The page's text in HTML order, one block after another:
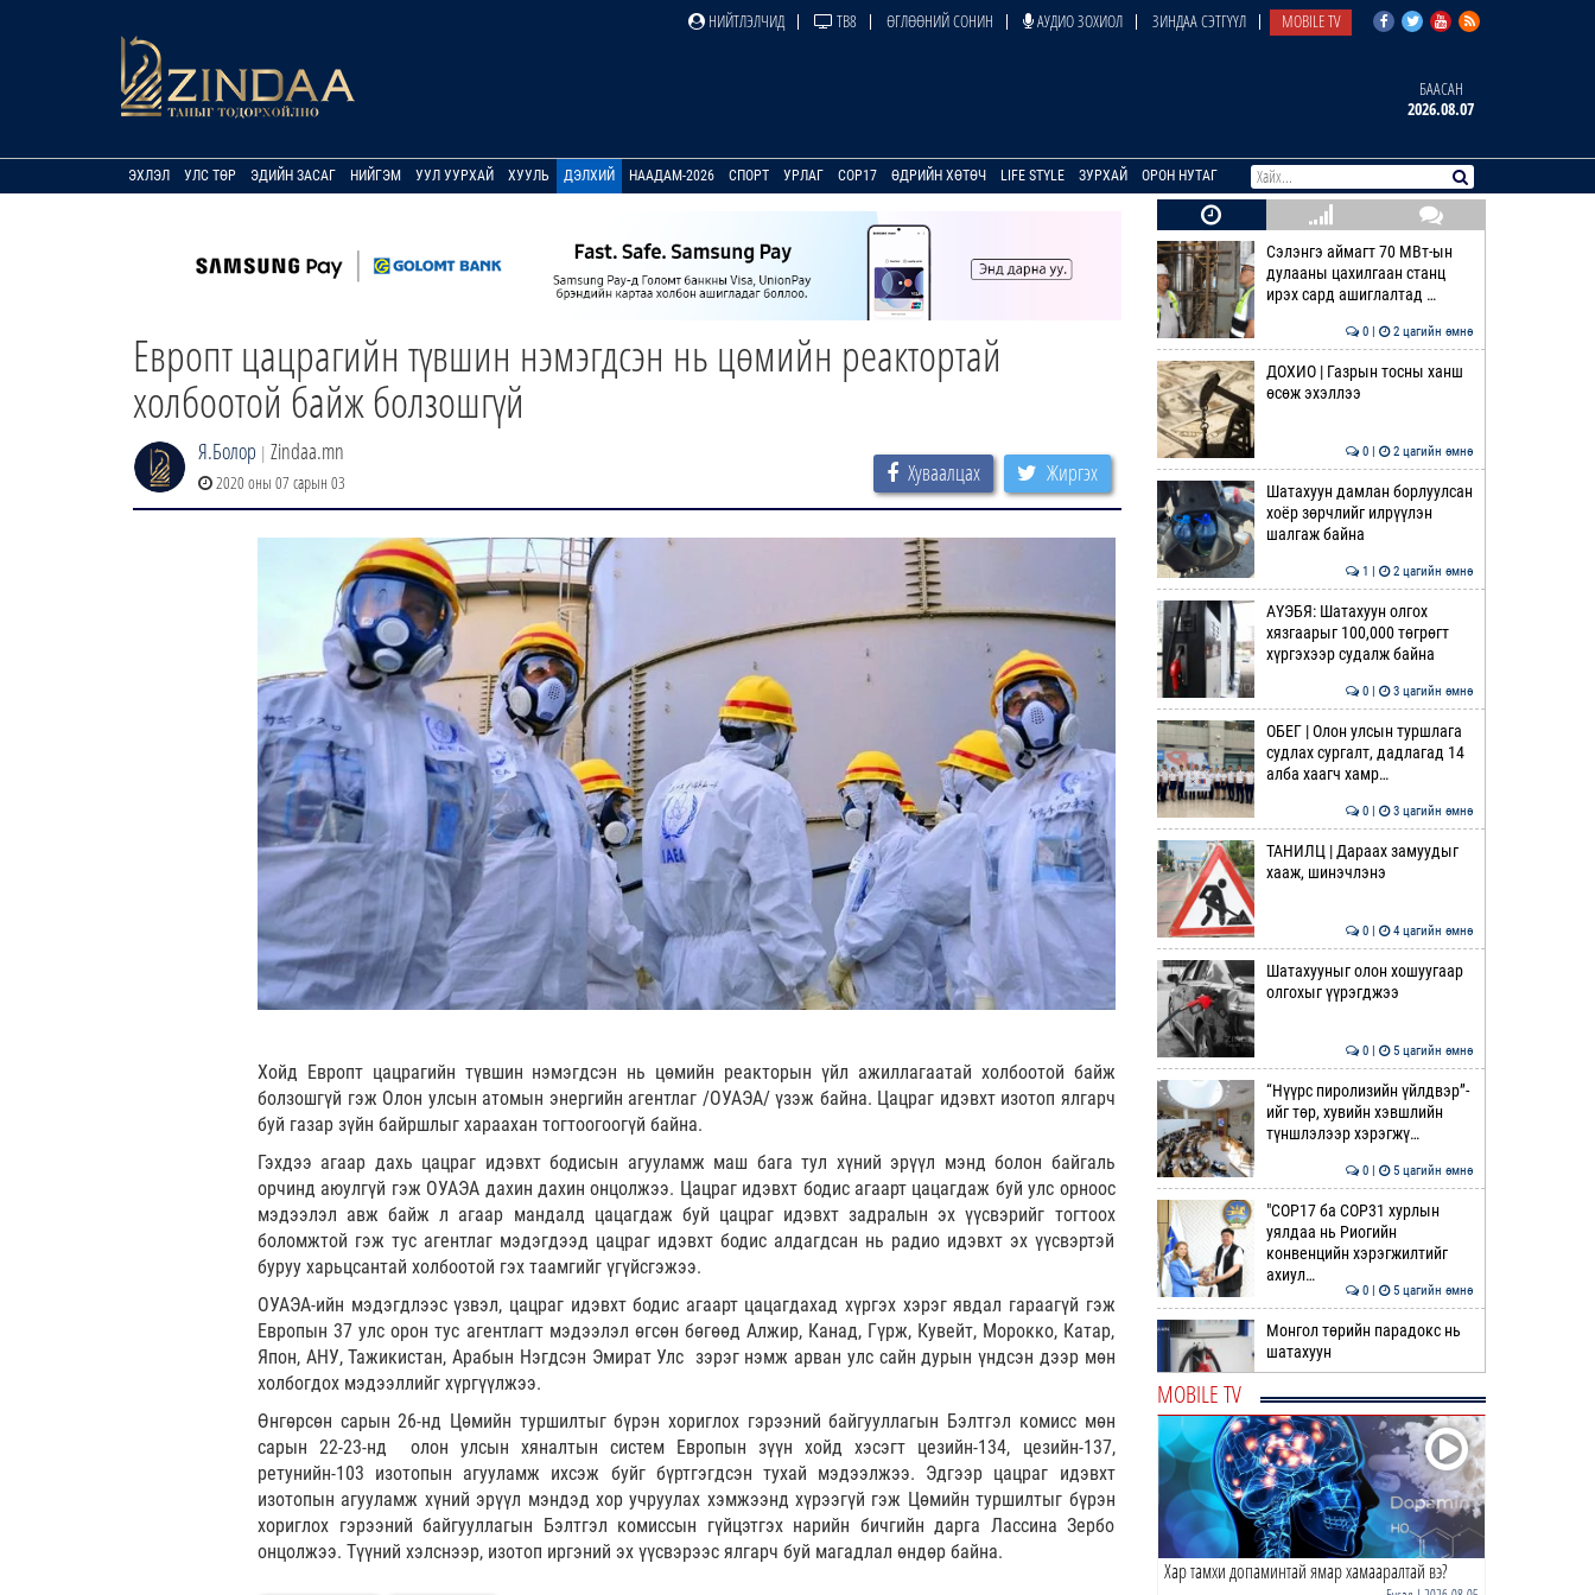
НИЙТЛЭЛЧИД ТВ8 ӨГЛӨӨНИЙ СОНИН АУДИО ЗОХИОЛ ЗИНДАА СЭТГҮҮЛ MOBILE TV
БААСАН
2026.08.07
ЭХЛЭЛ УЛС ТӨР ЭДИЙН ЗАСАГ НИЙГЭМ УУЛ УУРХАЙ ХУУЛЬ ДЭЛХИЙ НААДАМ-2026 СПОРТ УРЛАГ COP17 ӨДРИЙН ХӨТӨЧ LIFE STYLE ЗУРХАЙ ОРОН НУТАГ
Европт цацрагийн түвшин нэмэгдсэн нь цөмийн реактортай
холбоотой байж болзошгүй
Я.Болор | Zindaa.mn
2020 оны 07 сарын 03 Хуваалцах Жиргэх
Хойд Европт цацрагийн түвшин нэмэгдсэн нь цөмийн реакторын үйл ажиллагаатай холбоотой байж
болзошгүй гэж Олон улсын атомын энергийн агентлаг /ОУАЭА/ үзэж байна. Цацраг идэвхт изотоп ялгарч
буй газар зүйн байршлыг хараахан тогтоогоогүй байна.
Гэхдээ агаар дахь цацраг идэвхт бодисын агууламж маш бага тул хүний эрүүл мэнд болон байгаль
орчинд аюулгүй гэж ОУАЭА дахин дахин онцолжээ. Цацраг идэвхт бодис агаарт цацагдаж буй улс орноос
мэдээлэл авж байж л агаар мандалд цацагдаж буй цацраг идэвхт задралын эх үүсвэрийг тогтоох
боломжтой гэж тус агентлаг мэдэгдээд цацраг идэвхт бодис алдагдсан нь радио идэвхт эх үүсвэртэй
буруу харьцсантай холбоотой гэх таамгийг үгүйсгэжээ.
ОУАЭА-ийн мэдэгдлээс үзвэл, цацраг идэвхт бодис агаарт цацагдахад хүргэх хэрэг явдал гараагүй гэж
Европын 37 улс орон тус агентлагт мэдээлэл өгсөн бөгөөд Алжир, Канад, Гүрж, Кувейт, Морокко, Катар,
Япон, АНУ, Тажикистан, Арабын Нэгдсэн Эмират Улс зэрэг нэмж арван улс сайн дурын үндсэн дээр мөн
холбогдох мэдээллийг хүргүүлжээ.
Өнгөрсөн сарын 26-нд Цөмийн туршилтыг бүрэн хориглох гэрээний байгууллагын Бэлтгэл комисс мөн
сарын 22-23-нд олон улсын хяналтын систем Европын зүүн хойд хэсэгт цезийн-134, цезийн-137,
ретунийн-103 изотопын агууламж ихсэж буйг бүртгэгдсэн тухай мэдээлжээ. Эдгээр цацраг идэвхт
изотопын агууламж хүний эрүүл мэндэд хор учруулах хэмжээнд хүрээгүй гэж Цөмийн туршилтыг бүрэн
хориглох гэрээний байгууллагын Бэлтгэл комиссын гүйцэтгэх нарийн бичгийн дарга Лассина Зербо
онцолжээ. Түүний хэлснээр, изотоп иргэний эх үүсвэрээс ялгарч буй магадлал өндөр байна.
Сэлэнгэ аймагт 70 МВт-ын
дулааны цахилгаан станц
ирэх сард ашиглалтад …
0 | 2 цагийн өмнө
ДОХИО | Газрын тосны ханш
өсөж эхэллээ
0 | 2 цагийн өмнө
Шатахуун дамлан борлуулсан
хоёр зөрчлийг илрүүлэн
шалгаж байна
1 | 2 цагийн өмнө
АҮЭБЯ: Шатахуун олгох
хязгаарыг 100,000 төгрөгт
хүргэхээр судалж байна
0 | 3 цагийн өмнө
ОБЕГ | Олон улсын туршлага
судлах сургалт, дадлагад 14
алба хаагч хамр…
0 | 3 цагийн өмнө
ТАНИЛЦ | Дараах замуудыг
хааж, шинэчлэнэ
0 | 4 цагийн өмнө
Шатахууныг олон хошуугаар
олгохыг үүрэгджээ
0 | 5 цагийн өмнө
“Нүүрс пиролизийн үйлдвэр”-
ийг төр, хувийн хэвшлийн
түншлэлээр хэрэгжү…
0 | 5 цагийн өмнө
"COP17 ба COP31 хурлын
уялдаа нь Риогийн
конвенцийн хэрэгжилтийг
ахиул…
0 | 5 цагийн өмнө
Монгол төрийн парадокс нь
шатахуун
Б.Пүрэвдагва: Найман
салбарын 103 үйлчилгээний
бүртгэлийг цуцаллаа
0 | 6 цагийн өмнө
Гэр бүлийн хүчирхийллийн 69
MOBILE TV
Хар тамхи допаминтай ямар хамааралтай вэ?